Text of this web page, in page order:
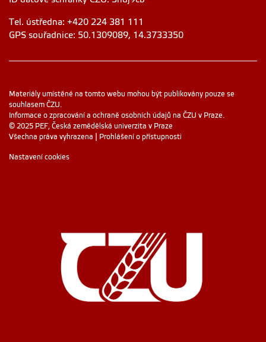
Tel. ústředna: +420 224 381 111
GPS souřadnice: 50.1309089, 14.3733350
Materiály umístěné na tomto webu mohou být publikovány pouze se
souhlasem ČZU.
Informace o zpracování a ochraně osobních údajů na ČZU v Praze.
© 2025 PEF, Česká zemědělská univerzita v Praze
Všechna práva vyhrazena |
Prohlášení o přístupnosti
Nastavení cookies